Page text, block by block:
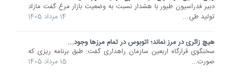
دبیر فدراسیون طیور با هشدار نسبت به وضعیت بازار مرغ گفت مازاد
تولید طی...
14 مرداد 1405
هیچ زائری در مرز نماند؛ اتوبوس در تمام مرزها وجود...
سخنگوی قرارگاه اربعین سازمان راهداری گفت: طبق برنامه ریزی که
صورت...
15 مرداد 1405